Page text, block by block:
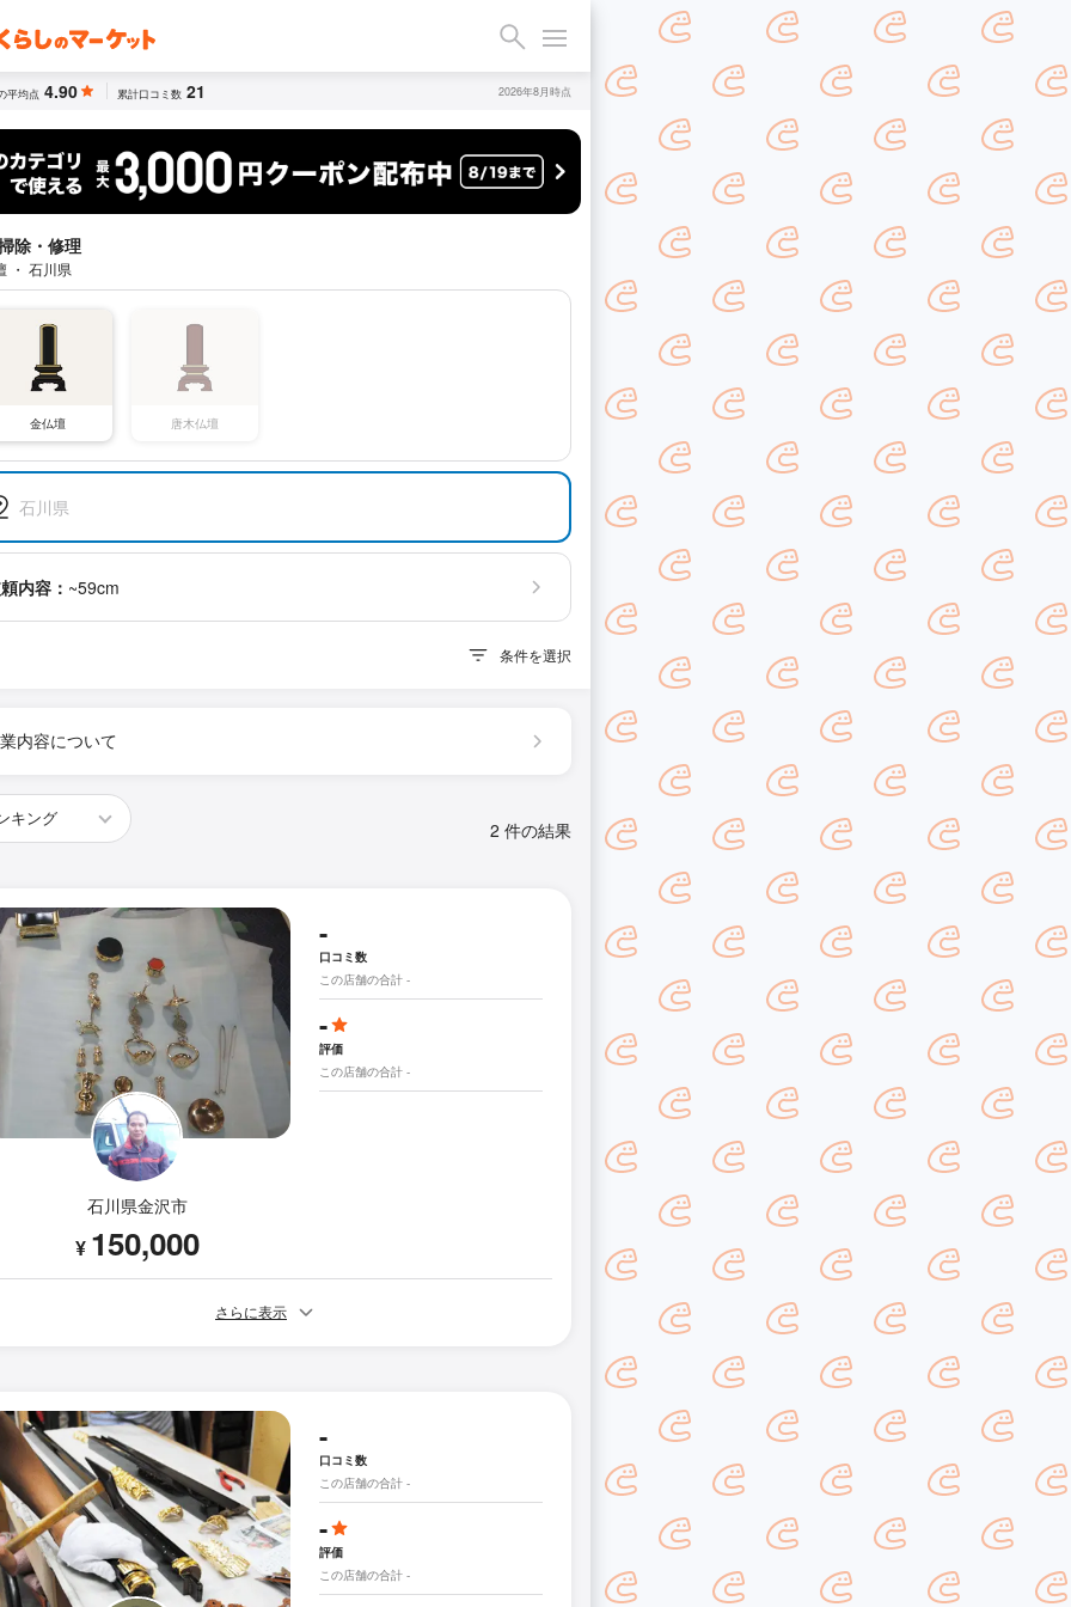
平均点 4.90 累計口コミ数 21 2026年8月時点
除・修理
・ 石川県
金仏壇 唐木仏壇
石川県
内容： ~59cm
条件を選択
内容について
2 件の結果
石川県金沢市
¥ 150,000
-
口コミ数
この店舗の合計 -
-
評価
この店舗の合計 -
さらに表示
-
口コミ数
この店舗の合計 -
-
評価
この店舗の合計 -